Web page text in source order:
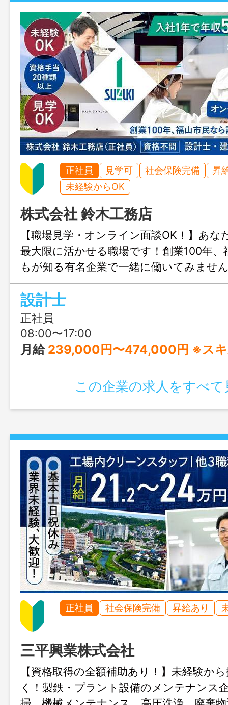
正社員 見学可 社会保険完備
昇
未経験からOK
株式会社 鈴木工務店
【職場見学・オンライン面談OK！】あ
最大限に活かせる職場です！創業100年、
もが知る有名企業で一緒に働いてみませ
けでも、20種類以上ご用意しています！
設計士
正社員
08:00〜17:00
月給 239,000円〜474,000円 ※スキル、役職的な内容の手当のみ含む +その他手当（施
この企業の求人をすべて
正社員 社会保険完備 昇給あり
三平興業株式会社
【資格取得の全額補助あり！】未経験か
く！製鉄・プラント設備のメンテナンス